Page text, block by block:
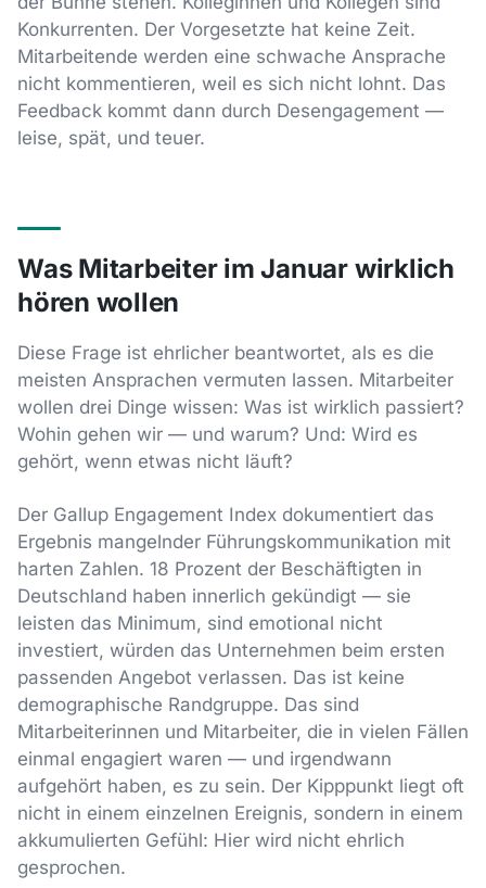
Konkurrenten. Der Vorgesetzte hat keine Zeit.
Mitarbeitende werden eine schwache Ansprache
nicht kommentieren, weil es sich nicht lohnt. Das
Feedback kommt dann durch Desengagement —
leise, spät, und teuer.
Was Mitarbeiter im Januar wirklich
hören wollen
Diese Frage ist ehrlicher beantwortet, als es die
meisten Ansprachen vermuten lassen. Mitarbeiter
wollen drei Dinge wissen: Was ist wirklich passiert?
Wohin gehen wir — und warum? Und: Wird es
gehört, wenn etwas nicht läuft?
Der Gallup Engagement Index dokumentiert das
Ergebnis mangelnder Führungskommunikation mit
harten Zahlen. 18 Prozent der Beschäftigten in
Deutschland haben innerlich gekündigt — sie
leisten das Minimum, sind emotional nicht
investiert, würden das Unternehmen beim ersten
passenden Angebot verlassen. Das ist keine
demographische Randgruppe. Das sind
Mitarbeiterinnen und Mitarbeiter, die in vielen Fällen
einmal engagiert waren — und irgendwann
aufgehört haben, es zu sein. Der Kipppunkt liegt oft
nicht in einem einzelnen Ereignis, sondern in einem
akkumulierten Gefühl: Hier wird nicht ehrlich
gesprochen.